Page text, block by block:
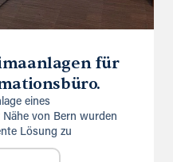
für
eines
von Bern wurden
Lösung zu